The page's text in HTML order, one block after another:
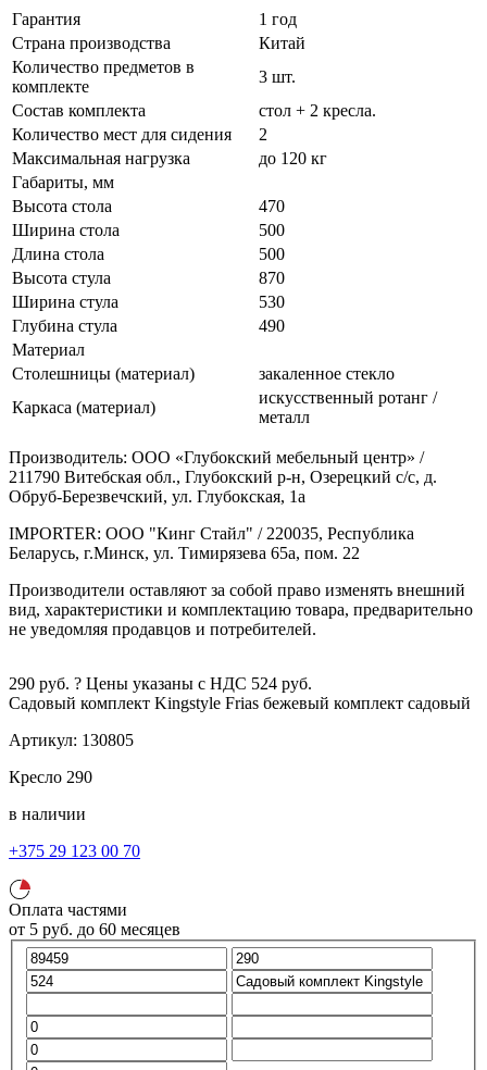
Гарантия
1 год
Страна производства
Китай
Количество предметов в
комплекте
3 шт.
Состав комплекта
стол + 2 кресла.
Количество мест для сидения
2
Максимальная нагрузка
до 120 кг
Габариты, мм
Высота стола
470
Ширина стола
500
Длина стола
500
Высота стула
870
Ширина стула
530
Глубина стула
490
Материал
Столешницы (материал)
закаленное стекло
Каркаса (материал)
искусственный ротанг /
металл
Производитель: ООО «Глубокский мебельный центр» /
211790 Витебская обл., Глубокский р-н, Озерецкий с/с, д.
Обруб-Березвечский, ул. Глубокская, 1а
IMPORTER: ООО "Кинг Стайл" / 220035, Республика
Беларусь, г.Минск, ул. Тимирязева 65а, пом. 22
Производители оставляют за собой право изменять внешний
вид, характеристики и комплектацию товара, предварительно
не уведомляя продавцов и потребителей.
290 руб. ? Цены указаны с НДС 524 руб.
Садовый комплект Kingstyle Frias бежевый комплект садовый
Артикул: 130805
Кресло 290
в наличии
+375 29 123 00 70
Оплата частями
от 5 руб. до 60 месяцев